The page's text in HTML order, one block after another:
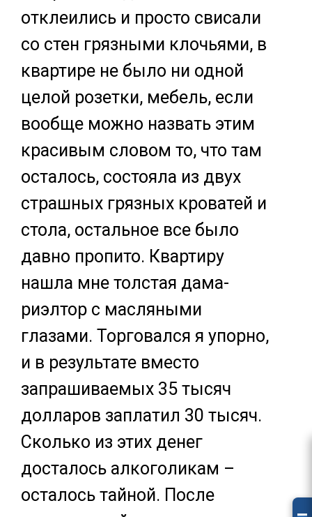
отклеились и просто свисали
со стен грязными клочьями, в
квартире не было ни одной
целой розетки, мебель, если
вообще можно назвать этим
красивым словом то, что там
осталось, состояла из двух
страшных грязных кроватей и
стола, остальное все было
давно пропито. Квартиру
нашла мне толстая дама-
риэлтор с масляными
глазами. Торговался я упорно,
и в результате вместо
запрашиваемых 35 тысяч
долларов заплатил 30 тысяч.
Сколько из этих денег
досталось алкоголикам –
осталось тайной. После